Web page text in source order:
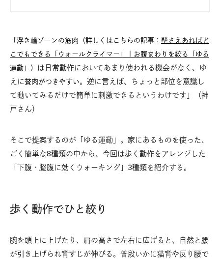
「浮き輪ゾーンの筋肉（詳しくはこちらの記事： 壁さえあればど
こでもできる「ウォールクライマー」｜お腹まわりを絞る「ゆる
運動」 ） は日常動作においてあまり使われる機会がなく、ゆ
えに贅肉がつきやすい。逆に言えば、ちょっと部位を意識し
て動いてみるだけで簡単に刺激できるというわけです」（神
戸さん）
そこで提案するのが「ゆる運動」。家にあるものを使った、
ごく簡単な8種類の中から、今回は歩く動作をアレンジした
「下腹・脇腹に効くウォーキング」3種類を紹介する。
歩く動作でひと絞り
腕を頭上に上げたり、肩の高さで左右に広げると、自然と腰
が引き上げられ背すじが伸びる。普段いかに猫背や反り腰で